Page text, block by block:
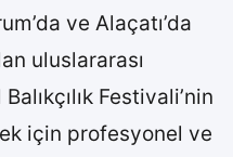
ve Alaçatı’da
uluslararası
Festivali’nin
için profesyonel ve